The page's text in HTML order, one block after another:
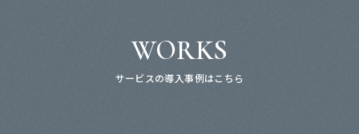
WORKS
サービスの導入事例はこちら